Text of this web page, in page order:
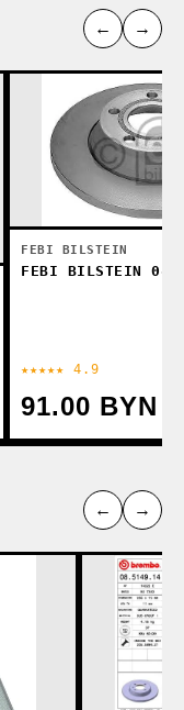
← →
FEBI BILSTEIN
FEBI BILSTEIN
★★★★★ 4.9
91.00 BYN
← →